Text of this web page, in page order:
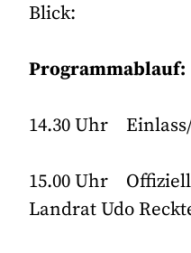
Blick:
Programmablauf:
14.30 Uhr
15.00 Uhr
Landrat Udo